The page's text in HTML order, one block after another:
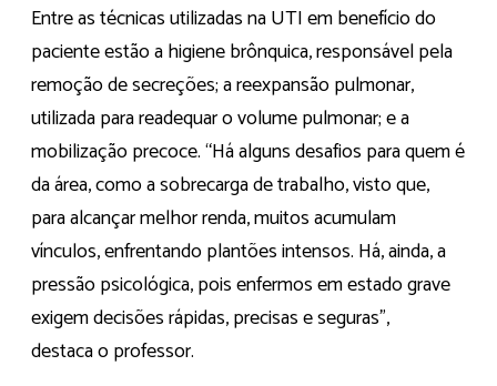
Entre as técnicas utilizadas na UTI em benefício do
paciente estão a higiene brônquica, responsável pela
remoção de secreções; a reexpansão pulmonar,
utilizada para readequar o volume pulmonar; e a
mobilização precoce. “Há alguns desafios para quem é
da área, como a sobrecarga de trabalho, visto que,
para alcançar melhor renda, muitos acumulam
vínculos, enfrentando plantões intensos. Há, ainda, a
pressão psicológica, pois enfermos em estado grave
exigem decisões rápidas, precisas e seguras”,
destaca o professor.